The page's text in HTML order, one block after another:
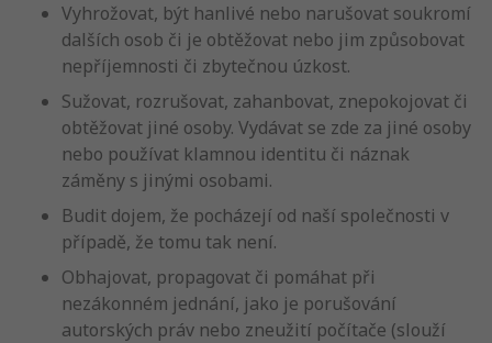
Vyhrožovat, být hanlivé nebo narušovat soukromí
dalších osob či je obtěžovat nebo jim způsobovat
nepříjemnosti či zbytečnou úzkost.
Sužovat, rozrušovat, zahanbovat, znepokojovat či
obtěžovat jiné osoby. Vydávat se zde za jiné osoby
nebo používat klamnou identitu či náznak
záměny s jinými osobami.
Budit dojem, že pocházejí od naší společnosti v
případě, že tomu tak není.
Obhajovat, propagovat či pomáhat při
nezákonném jednání, jako je porušování
autorských práv nebo zneužití počítače (slouží